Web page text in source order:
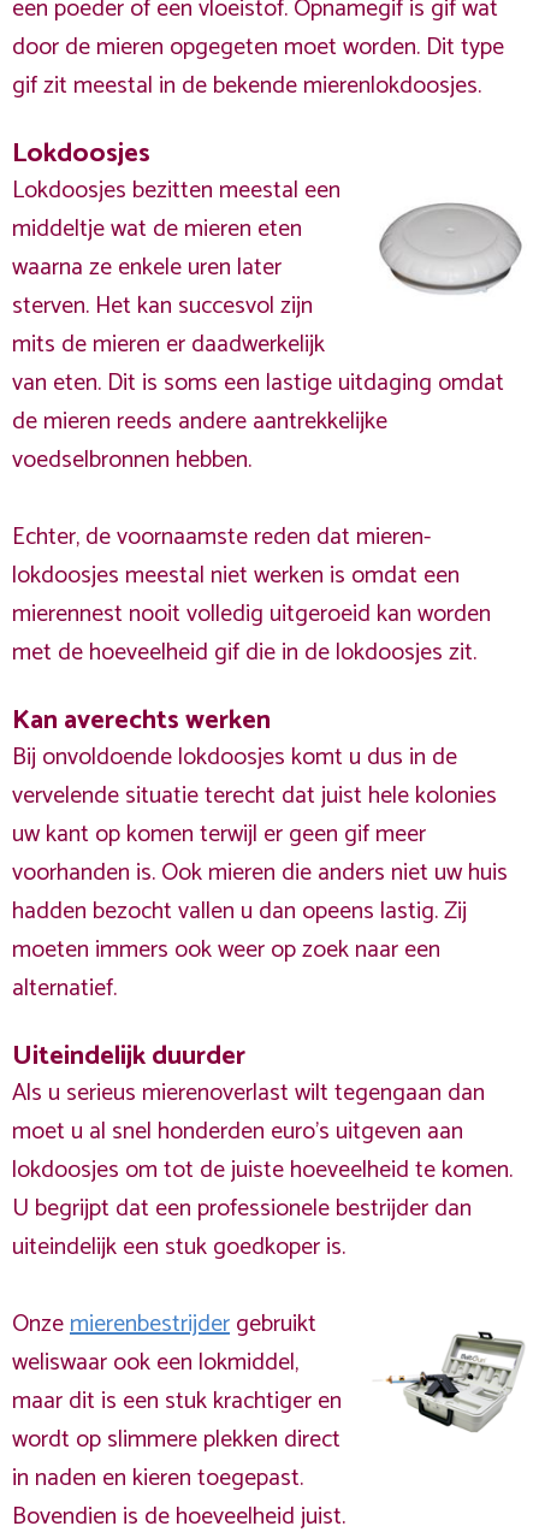
een poeder of een vloeistof. Opnamegif is gif wat
door de mieren opgegeten moet worden. Dit type
gif zit meestal in de bekende mierenlokdoosjes.
Lokdoosjes
Lokdoosjes bezitten meestal een
middeltje wat de mieren eten
waarna ze enkele uren later
sterven. Het kan succesvol zijn
mits de mieren er daadwerkelijk
van eten. Dit is soms een lastige uitdaging omdat
de mieren reeds andere aantrekkelijke
voedselbronnen hebben.
Echter, de voornaamste reden dat mieren-
lokdoosjes meestal niet werken is omdat een
mierennest nooit volledig uitgeroeid kan worden
met de hoeveelheid gif die in de lokdoosjes zit.
Kan averechts werken
Bij onvoldoende lokdoosjes komt u dus in de
vervelende situatie terecht dat juist hele kolonies
uw kant op komen terwijl er geen gif meer
voorhanden is. Ook mieren die anders niet uw huis
hadden bezocht vallen u dan opeens lastig. Zij
moeten immers ook weer op zoek naar een
alternatief.
Uiteindelijk duurder
Als u serieus mierenoverlast wilt tegengaan dan
moet u al snel honderden euro's uitgeven aan
lokdoosjes om tot de juiste hoeveelheid te komen.
U begrijpt dat een professionele bestrijder dan
uiteindelijk een stuk goedkoper is.
Onzemierenbestrijdergebruikt
weliswaar ook een lokmiddel,
maar dit is een stuk krachtiger en
wordt op slimmere plekken direct
in naden en kieren toegepast.
Bovendien is de hoeveelheid juist.